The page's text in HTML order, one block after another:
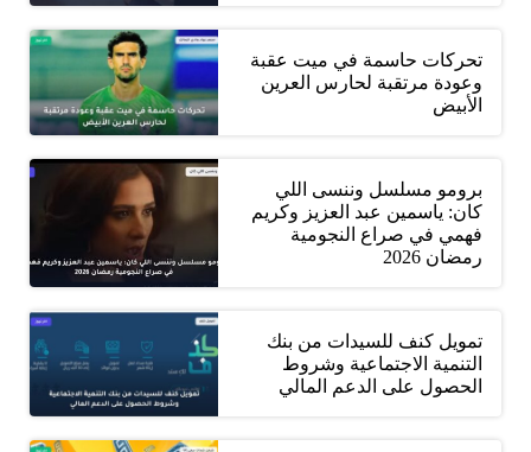
تحركات حاسمة في ميت عقبة
وعودة مرتقبة لحارس العرين
الأبيض
برومو مسلسل وننسى اللي
كان: ياسمين عبد العزيز وكريم
فهمي في صراع النجومية
رمضان 2026
تمويل كنف للسيدات من بنك
التنمية الاجتماعية وشروط
الحصول على الدعم المالي